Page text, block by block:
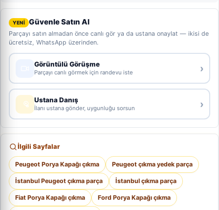
İlgili Sayfalar
Peugeot Porya Kapağı çıkma Peugeot çıkma yedek parça
İstanbul Peugeot çıkma parça İstanbul çıkma parça
Fiat Porya Kapağı çıkma Ford Porya Kapağı çıkma
YENİ Güvenle Satın Al
Parçayı satın almadan önce canlı gör ya da ustana onaylat — ikisi de
ücretsiz, WhatsApp üzerinden.
Görüntülü Görüşme
Parçayı canlı görmek için randevu iste ›
Ustana Danış
İlanı ustana gönder, uygunluğu sorsun ›